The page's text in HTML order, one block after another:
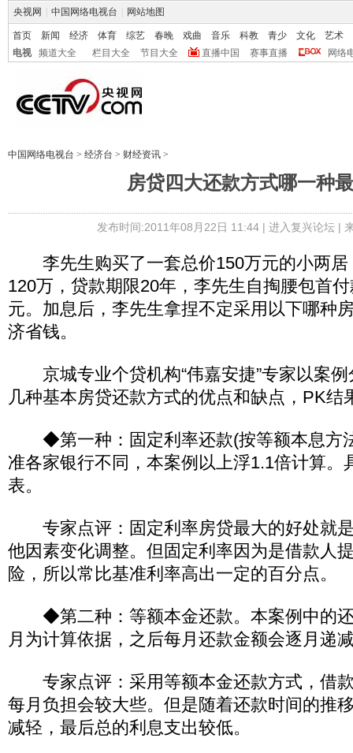
央视网 中国网络电视台 网站地图
首页 新闻 经济 体育 综艺 春晚 戏曲 音乐 科教 青少 文化
艺术
电视
频道大全 栏目大全 节目大全 直播中国 赛事直播 网络
中国网络电视台 > 经济台 > 财经资讯 >
房贷四大还款方式哪一种
发布时间:2011年08月22日 11:44 | 进入复兴论坛|
李先生购买了一套总价150万元的小两居
120万，贷款期限20年，李先生自掏腰包首
元。加息后，李先生拿捏不定采用以下哪种
济省钱。
京城专业个贷机构“伟嘉安捷”专家以案例
几种基本房贷还款方式的优点和缺点，PK结
◆第一种：固定利率还款(按等额本息方
准各家银行不同，本案例以上浮1.1倍计算。
表。
专家点评：固定利率房贷最大的好处就
他因素变化调整。但固定利率因为是借款人
险，所以常比基准利率高出一定的百分点。
◆第二种：等额本金还款。本案例中的还
月为计算依据，之后每月还款金额会逐月递
专家点评：采用等额本金还款方式，借
每月负担会较大些。但是随着还款时间的推
减轻，最后总的利息支出较低。